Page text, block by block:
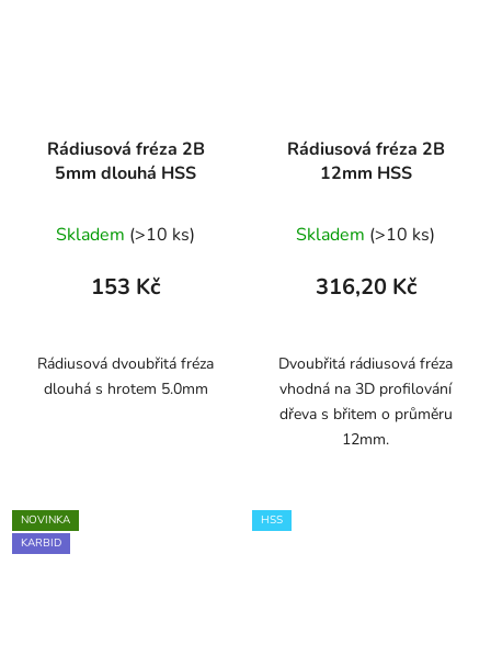
Rádiusová fréza 2B
5mm dlouhá HSS
Skladem (>10 ks)
153 Kč
Rádiusová dvoubřitá fréza
dlouhá s hrotem 5.0mm
Rádiusová fréza 2B
12mm HSS
Skladem (>10 ks)
316,20 Kč
Dvoubřitá rádiusová fréza
vhodná na 3D profilování
dřeva s břitem o průměru
12mm.
NOVINKA
KARBID
HSS